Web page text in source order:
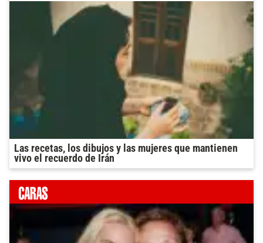
Las recetas, los dibujos y las mujeres que mantienen
vivo el recuerdo de Irán